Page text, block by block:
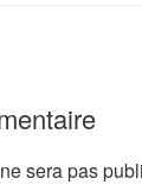
sera pas